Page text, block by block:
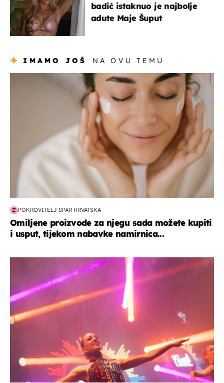
badić istaknuo je najbolje
adute Maje Šuput
IMAMO JOŠ NA OVU TEMU
moda & ljepota
POKROVITELJ SPAR HRVATSKA
Omiljene proizvode za njegu sada možete kupiti
i usput, tijekom nabavke namirnica...